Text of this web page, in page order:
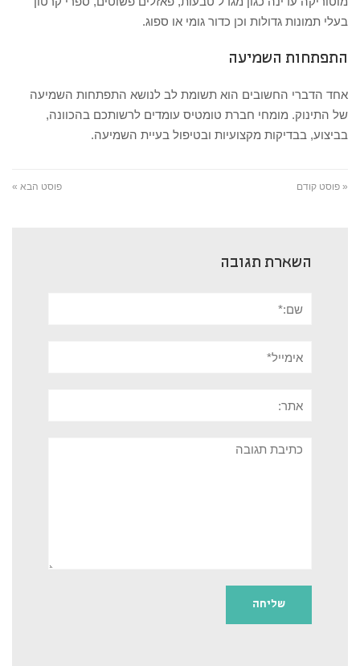
בעלי תמונות גדולות וכן כדור גומי או ספוג.
התפתחות השמיעה
אחד הדברי החשובים הוא תשומת לב לנושא התפתחות השמיעה
של התינוק. מומחי חברת טומטיס עומדים לרשותכם בהכוונה,
בביצוע, בבדיקות מקצועיות ובטיפול בעיית השמיעה.
« פוסט קודם פוסט הבא »
השארת תגובה